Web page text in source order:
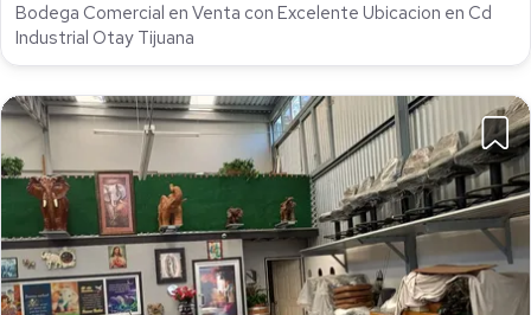
Bodega Comercial en Venta con Excelente Ubicacion en Cd
Industrial Otay Tijuana